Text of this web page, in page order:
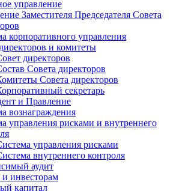
управление
Заместителя Председателя Совета
корпоративного управления
и комитеты
директоров
Совета директоров
Совета директоров
секретарь
и Правление
вознаграждения
управления рисками и внутреннего
управления рисками
внутреннего контроля
аудит
инвесторам
капитал